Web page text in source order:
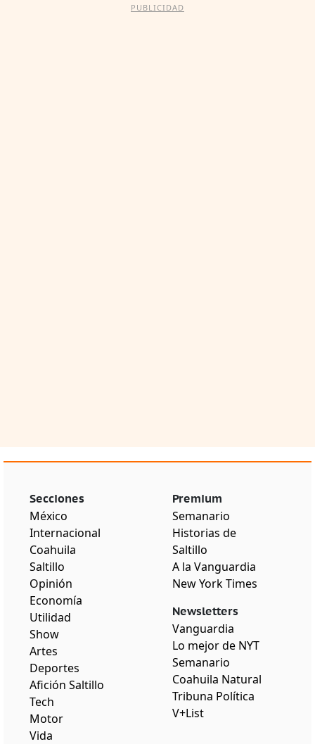
PUBLICIDAD
Secciones
México
Internacional
Coahuila
Saltillo
Opinión
Economía
Utilidad
Show
Artes
Deportes
Afición Saltillo
Tech
Motor
Vida
Premium
Semanario
Historias de
Saltillo
A la Vanguardia
New York Times
Newsletters
Vanguardia
Lo mejor de NYT
Semanario
Coahuila Natural
Tribuna Política
V+List